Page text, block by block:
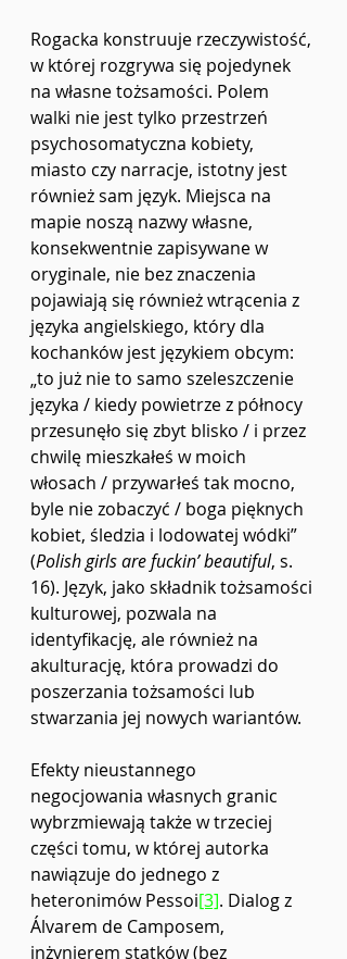
Rogacka konstruuje rzeczywistość,
w której rozgrywa się pojedynek
na własne tożsamości. Polem
walki nie jest tylko przestrzeń
psychosomatyczna kobiety,
miasto czy narracje, istotny jest
również sam język. Miejsca na
mapie noszą nazwy własne,
konsekwentnie zapisywane w
oryginale, nie bez znaczenia
pojawiają się również wtrącenia z
języka angielskiego, który dla
kochanków jest językiem obcym:
„to już nie to samo szeleszczenie
języka / kiedy powietrze z północy
przesunęło się zbyt blisko / i przez
chwilę mieszkałeś w moich
włosach / przywarłeś tak mocno,
byle nie zobaczyć / boga pięknych
kobiet, śledzia i lodowatej wódki”
(Polish girls are fuckin’ beautiful, s.
16). Język, jako składnik tożsamości
kulturowej, pozwala na
identyfikację, ale również na
akulturację, która prowadzi do
poszerzania tożsamości lub
stwarzania jej nowych wariantów.
Efekty nieustannego
negocjowania własnych granic
wybrzmiewają także w trzeciej
części tomu, w której autorka
nawiązuje do jednego z
heteronimów Pessoi[3]. Dialog z
Álvarem de Camposem,
inżynierem statków (bez